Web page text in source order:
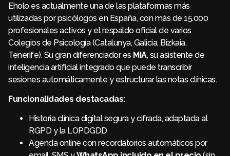
Eholo es actualmente una de las plataformas más
utilizadas por psicólogos en España, con más de 15.000
profesionales activos y el respaldo oficial de varios
Colegios de Psicología (Catalunya, Galicia, Bizkaia,
Tenerife). Su gran diferenciador es MIA, su asistente de
inteligencia artificial integrado que puede transcribir
sesiones automáticamente y estructurar las notas clínicas.
Funcionalidades destacadas:
Historia clínica digital segura y cifrada, adaptada al
RGPD y la LOPDGDD
Agenda online con recordatorios automáticos por